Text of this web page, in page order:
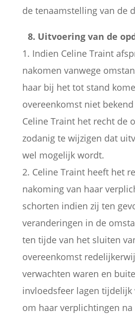
de tenaamstelling van de
8. Uitvoering van de
1. Indien Celine Traint
nakomen vanwege
haar bij het tot stand
overeenkomst niet
Celine Traint het recht de
zodanig te wijzigen dat
wel mogelijk wordt.
2. Celine Traint heeft het
nakoming van haar
schorten indien zij ten
veranderingen in de
ten tijde van het sluiten
overeenkomst
verwachten waren en
invloedsfeer lagen
om haar verplichtingen na